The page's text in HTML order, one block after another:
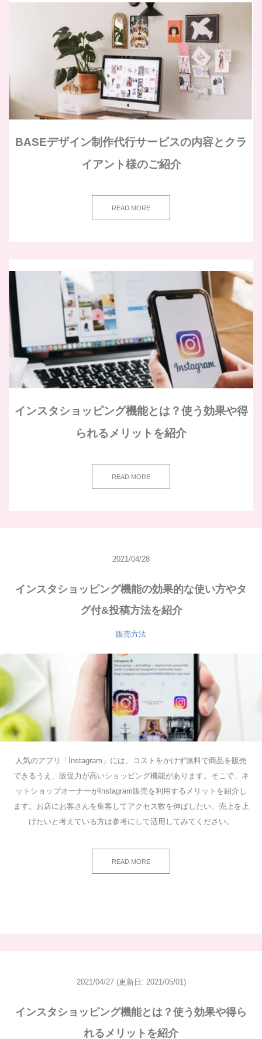
BASEデザイン制作代行サービスの内容とクラ
イアント様のご紹介
READ MORE
インスタショッピング機能とは？使う効果や得
られるメリットを紹介
READ MORE
2021/04/28
インスタショッピング機能の効果的な使い方やタ
グ付&投稿方法を紹介
販売方法
人気のアプリ「Instagram」には、コストをかけず無料で商品を販売
できるうえ、販促力が高いショッピング機能があります。そこで、ネ
ットショップオーナーがInstagram販売を利用するメリットを紹介し
ます。お店にお客さんを集客してアクセス数を伸ばしたい、売上を上
げたいと考えている方は参考にして活用してみてください。
READ MORE
2021/04/27 (更新日: 2021/05/01)
インスタショッピング機能とは？使う効果や得ら
れるメリットを紹介